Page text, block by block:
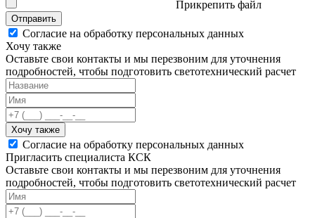
Прикрепить файл
Отправить
Согласие на обработку персональных данных
Хочу также
Оставьте свои контакты и мы перезвоним для уточнения
подробностей, чтобы подготовить светотехнический расчет
Хочу также
Согласие на обработку персональных данных
Пригласить специалиста КСК
Оставьте свои контакты и мы перезвоним для уточнения
подробностей, чтобы подготовить светотехнический расчет